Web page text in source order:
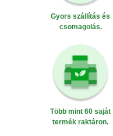
Gyors szállítás és
csomagolás.
Több mint 60 saját
termék raktáron.